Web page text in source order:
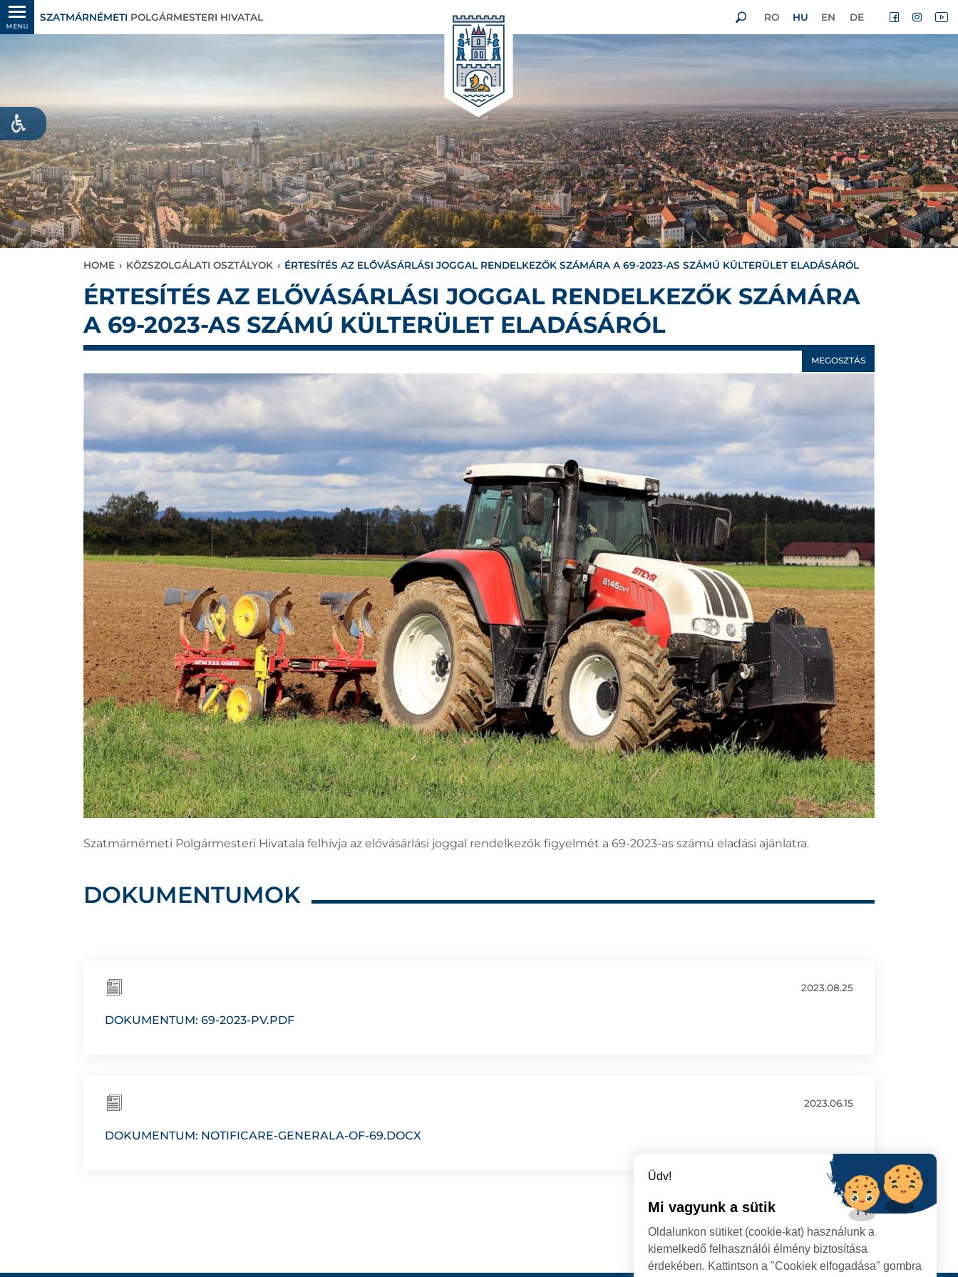
MENU
SZATMÁRNÉMETI POLGÁRMESTERI HIVATAL RO HU EN DE
HOME › KÖZSZOLGÁLATI OSZTÁLYOK › ÉRTESÍTÉS AZ ELŐVÁSÁRLÁSI JOGGAL RENDELKEZŐK SZÁMÁRA A 69-2023-AS SZÁMÚ KÜLTERÜLET ELADÁSÁRÓL
ÉRTESÍTÉS AZ ELŐVÁSÁRLÁSI JOGGAL RENDELKEZŐK SZÁMÁRA
A 69-2023-AS SZÁMÚ KÜLTERÜLET ELADÁSÁRÓL
MEGOSZTÁS
Szatmárnémeti Polgármesteri Hivatala felhívja az elővásárlási joggal rendelkezők figyelmét a 69-2023-as számú eladási ajánlatra.
DOKUMENTUMOK
2023.08.25
DOKUMENTUM: 69-2023-PV.PDF
2023.06.15
DOKUMENTUM: NOTIFICARE-GENERALA-OF-69.DOCX
Üdv!
Mi vagyunk a sütik
Oldalunkon sütiket (cookie-kat) használunk a
kiemelkedő felhasználói élmény biztosítása
érdekében. Kattintson a "Cookiek elfogadása" gombra